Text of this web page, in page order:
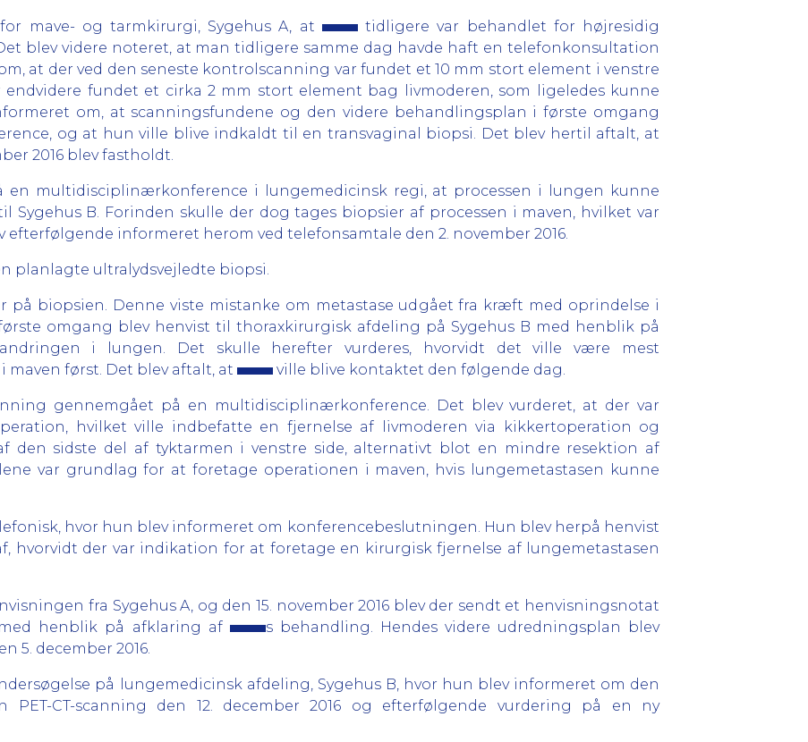
mave- og tarmkirurgi, Sygehus A, at
tidligere var behandlet for højresidig
blev videre noteret, at man tidligere samme dag havde haft en telefonkonsultation
at der ved den seneste kontrolscanning var fundet et 10 mm stort element i venstre
endvidere fundet et cirka 2 mm stort element bag livmoderen, som ligeledes kunne
om, at scanningsfundene og den videre behandlingsplan i første omgang
og at hun ville blive indkaldt til en transvaginal biopsi. Det blev hertil aftalt, at
2016 blev fastholdt.
en multidisciplinærkonference i lungemedicinsk regi, at processen i lungen kunne
B. Forinden skulle der dog tages biopsier af processen i maven, hvilket var
efterfølgende informeret herom ved telefonsamtale den 2. november 2016.
planlagte ultralydsvejledte biopsi.
på biopsien. Denne viste mistanke om metastase udgået fra kræft med oprindelse i
omgang blev henvist til thoraxkirurgisk afdeling på Sygehus B med henblik på
i lungen. Det skulle herefter vurderes, hvorvidt det ville være mest
først. Det blev aftalt, at
ville blive kontaktet den følgende dag.
gennemgået på en multidisciplinærkonference. Det blev vurderet, at der var
hvilket ville indbefatte en fjernelse af livmoderen via kikkertoperation og
sidste del af tyktarmen i venstre side, alternativt blot en mindre resektion af
var grundlag for at foretage operationen i maven, hvis lungemetastasen kunne
hvor hun blev informeret om konferencebeslutningen. Hun blev herpå henvist
hvorvidt der var indikation for at foretage en kirurgisk fjernelse af lungemetastasen
fra Sygehus A, og den 15. november 2016 blev der sendt et henvisningsnotat
henblik på afklaring af
s behandling. Hendes videre udredningsplan blev
5. december 2016.
på lungemedicinsk afdeling, Sygehus B, hvor hun blev informeret om den
CT-scanning den 12. december 2016 og efterfølgende vurdering på en ny